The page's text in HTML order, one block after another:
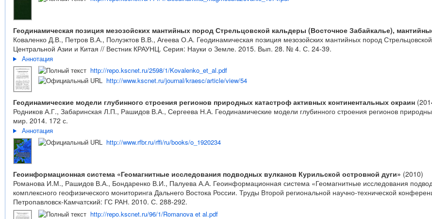
Геодинамическая позиция мезозойских мантийных пород Стрельцовской кальдеры (Восточное Забайкалье),
Коваленко Д.В., Петров В.А., Полуэктов В.В., Агеева О.А. Геодинамическая позиция мезозойских мантийных пород
Центральной Азии и Китая // Вестник КРАУНЦ. Серия: Науки о Земле. 2015. Вып. 28. № 4. С. 24-39.
Аннотация
http://repo.kscnet.ru/2598/1/Kovalenko_et_al.pdf
http://www.kscnet.ru/journal/kraesc/article/view/54
Геодинамические модели глубинного строения регионов природных катастроф активных континентальных окраин
Родников А.Г., Забаринская Л.П., Рашидов В.А., Сергеева Н.А. Геодинамические модели глубинного строения регионов
мир. 2014. 172 с.
Аннотация
http://www.rfbr.ru/rffi/ru/books/o_1920234
Геоинформационная система «Геомагнитные исследования подводных вулканов Курильской островной дуги» (2010)
Романова И.М., Рашидов В.А., Бондаренко В.И., Палуева А.А. Геоинформационная система «Геомагнитные исследования
комплексного геофизического мониторинга Дальнего Востока России. Труды Второй региональной научно-технической
Петропавловск-Камчатский: ГС РАН. 2010. С. 288-292.
http://repo.kscnet.ru/96/1/Romanova et al.pdf